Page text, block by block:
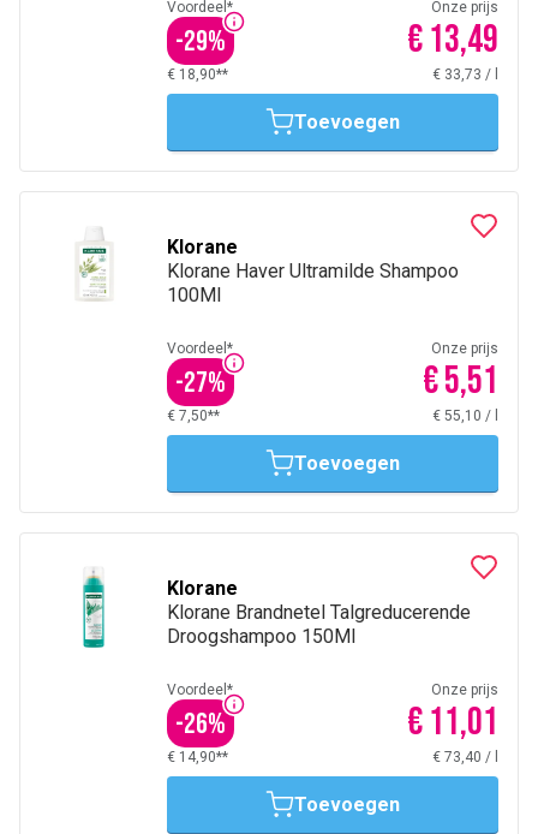
Voordeel*
-29%
Onze prijs
€ 13,49
€ 18,90** € 33,73 /
Toevoegen
Klorane
Klorane Haver Ultramilde Shampoo
100Ml
Voordeel*
-27%
Onze prijs
€ 5,51
€ 7,50** € 55,10 /
Toevoegen
Klorane
Klorane Brandnetel Talgreducerende
Droogshampoo 150Ml
Voordeel*
-26%
Onze prijs
€ 11,01
€ 14,90** € 73,40 /
Toevoegen